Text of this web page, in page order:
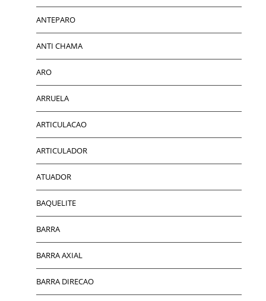
ANTEPARO
ANTI CHAMA
ARO
ARRUELA
ARTICULACAO
ARTICULADOR
ATUADOR
BAQUELITE
BARRA
BARRA AXIAL
BARRA DIRECAO